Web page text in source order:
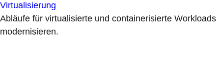
Virtualisierung
Abläufe für virtualisierte und containerisierte Workloads
modernisieren.